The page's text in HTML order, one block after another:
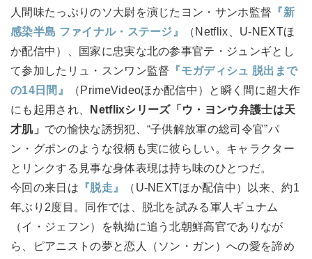
人間味たっぷりのソ大尉を演じたヨン・サンホ監督 『新
感染半島 ファイナル・ステージ』
（Netflix、U-NEXTほ
か配信中）、国家に忠実な北の参事官テ・ジュンギとし
て参加したリュ・スンワン監督 『モガディシュ 脱出まで
の14日間』
（PrimeVideoほか配信中）と瞬く間に超大作
にも起用され、
Netflixシリーズ「ウ・ヨンウ弁護士は天
才肌」 での愉快な誘拐犯、“子供解放軍の総司令官”パ
ン・グポンのような役柄も実に彼らしい。キャラクター
とリンクする見事な身体表現は持ち味のひとつだ。
今回の来日は 『脱走』
（U-NEXTほか配信中）以来、約1
年ぶり2度目。同作では、脱北を試みる軍人ギュナム
（イ・ジェフン）を執拗に追う北朝鮮高官でありなが
ら、ピアニストの夢と恋人（ソン・ガン）への愛を諦め